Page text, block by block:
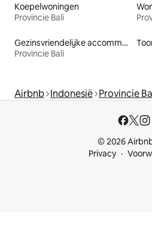
Koepelwoningen
Provincie Bali
Gezinsvriendelijke accommodaties
Provincie Bali
Airbnb Indonesië Provincie
© 2026
Privacy